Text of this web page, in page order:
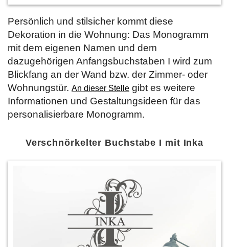
Persönlich und stilsicher kommt diese
Dekoration in die Wohnung: Das Monogramm
mit dem eigenen Namen und dem
dazugehörigen Anfangsbuchstaben I wird zum
Blickfang an der Wand bzw. der Zimmer- oder
Wohnungstür. An dieser Stelle gibt es weitere
Informationen und Gestaltungsideen für das
personalisierbare Monogramm.
Verschnörkelter Buchstabe I mit Inka